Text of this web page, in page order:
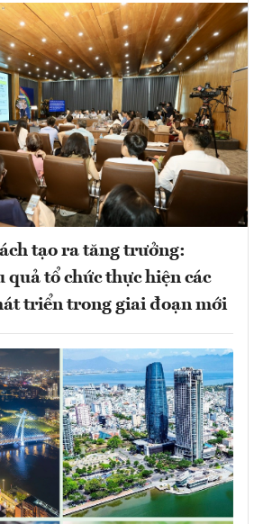
tạo ra tăng trưởng:
quả tổ chức thực hiện các
triển trong giai đoạn mới